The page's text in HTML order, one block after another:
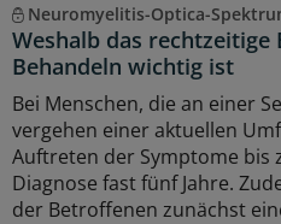
Neuromyelitis-Optica-
Weshalb das rechtzeitige
Behandeln wichtig ist
Bei Menschen, die an einer
vergehen einer aktuellen
Auftreten der Symptome bis
Diagnose fast fünf Jahre.
der Betroffenen zunächst